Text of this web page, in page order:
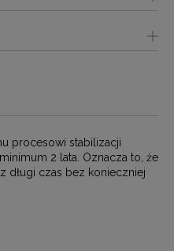
procesowi stabilizacji
2 lata. Oznacza to, że
długi czas bez konieczniej